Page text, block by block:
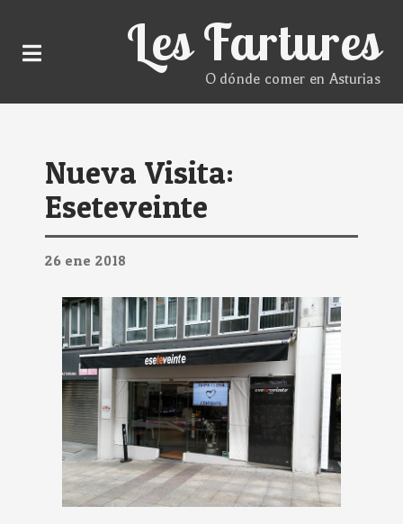
Les Fartures
O dónde comer en Asturias
Nueva Visita:
Eseteveinte
26 ene 2018